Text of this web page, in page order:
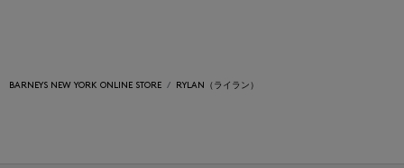
BARNEYS NEW YORK ONLINE STORE RYLAN（ライラン）